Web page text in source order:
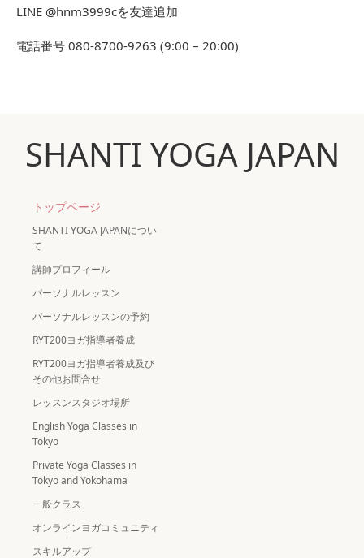
LINE @hnm3999cを友達追加
電話番号 080-8700-9263 (9:00 – 20:00)
SHANTI YOGA JAPAN
トップページ
SHANTI YOGA JAPANについ
て
講師プロフィール
パーソナルレッスン
パーソナルレッスンの予約
RYT200ヨガ指導者養成
RYT200ヨガ指導者養成及び
その他お問合せ
レッスンスタジオ場所
English Yoga Classes in
Tokyo
Private Yoga Classes in
Tokyo and Yokohama
一般クラス
オンラインヨガコミュニティ
スキルアップ